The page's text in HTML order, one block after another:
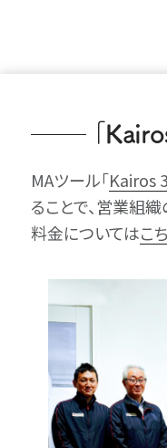
｢
MAツール｢Kairos
ることで、営業組
料金についてはこ